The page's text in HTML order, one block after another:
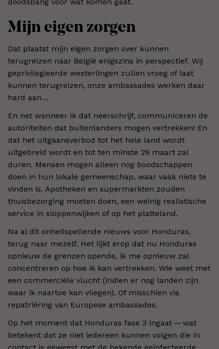
Mijn eigen zorgen
Dat plaatst mijn eigen zorgen over kunnen
terugreizen naar België enigszins in perspectief. Wij
geprivilegieerde westerlingen zullen vroeg of laat
kunnen terugreizen, onze ambassades werken daar
hard aan…
En net wanneer ik dat neerschrijf, communiceren de
autoriteiten dat buitenlanders mogen vertrekken! En
dat het uitgaansverbod tot het hele land wordt
uitgebreid wordt en tot ten minste 29 maart zal
duren. Mensen mogen alleen nog boodschappen
doen in hun lokale gemeenschap, waar vaak niets te
vinden is. Apotheken en supermarkten zouden
thuisbezorging moeten doen, een weinig realistische
service in sloppenwijken of op het platteland.
Na al dit onheilspellende nieuws voor Honduras,
terug naar mezelf. Het lijkt erop dat nu Honduras
opnieuw de grenzen opende, ik me opnieuw zal
concentreren op hoe ik kan vertrekken. Wie weet met
een commerciële vlucht (indien er nog landen zijn
waar ik naartoe kan vliegen). Of misschien via
repatriëring van Europese ambassades.
Op het moment dat Honduras fase 3 ingaat — wat
betekent dat ze niet iedereen kunnen volgen die in